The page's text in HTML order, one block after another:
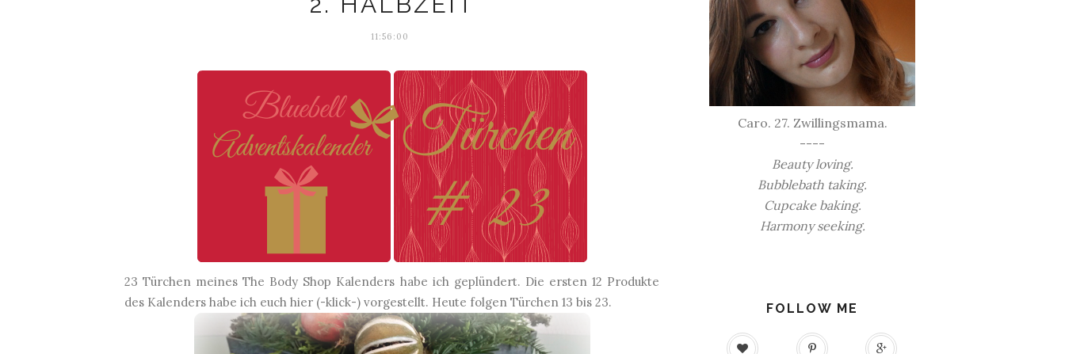
11:56:00
23 Türchen meines The Body Shop Kalenders habe ich geplündert. Die ersten 12 Produkte
des Kalenders habe ich euch hier (-klick-) vorgestellt. Heute folgen Türchen 13 bis 23.
Caro. 27. Zwillingsmama.
----
Beauty loving.
Bubblebath taking.
Cupcake baking.
Harmony seeking.
FOLLOW ME